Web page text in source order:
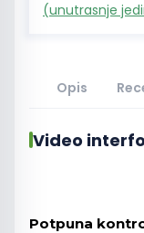
(unutrasnje
Opis
Video
Potpuna